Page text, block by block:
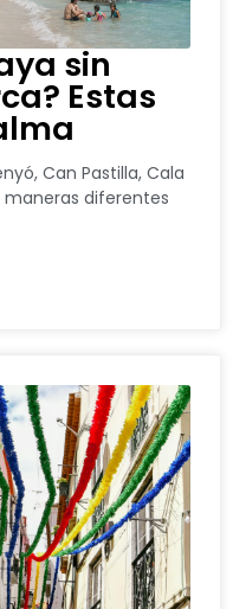
sin
Estas
Can Pastilla, Cala
maneras diferentes